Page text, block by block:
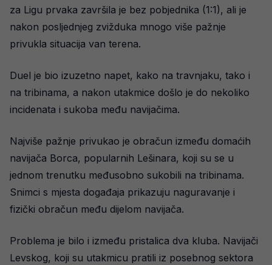
za Ligu prvaka završila je bez pobjednika (1:1), ali je
nakon posljednjeg zvižduka mnogo više pažnje
privukla situacija van terena.
Duel je bio izuzetno napet, kako na travnjaku, tako i
na tribinama, a nakon utakmice došlo je do nekoliko
incidenata i sukoba među navijačima.
Najviše pažnje privukao je obračun između domaćih
navijača Borca, popularnih Lešinara, koji su se u
jednom trenutku međusobno sukobili na tribinama.
Snimci s mjesta događaja prikazuju naguravanje i
fizički obračun među dijelom navijača.
Problema je bilo i između pristalica dva kluba. Navijači
Levskog, koji su utakmicu pratili iz posebnog sektora